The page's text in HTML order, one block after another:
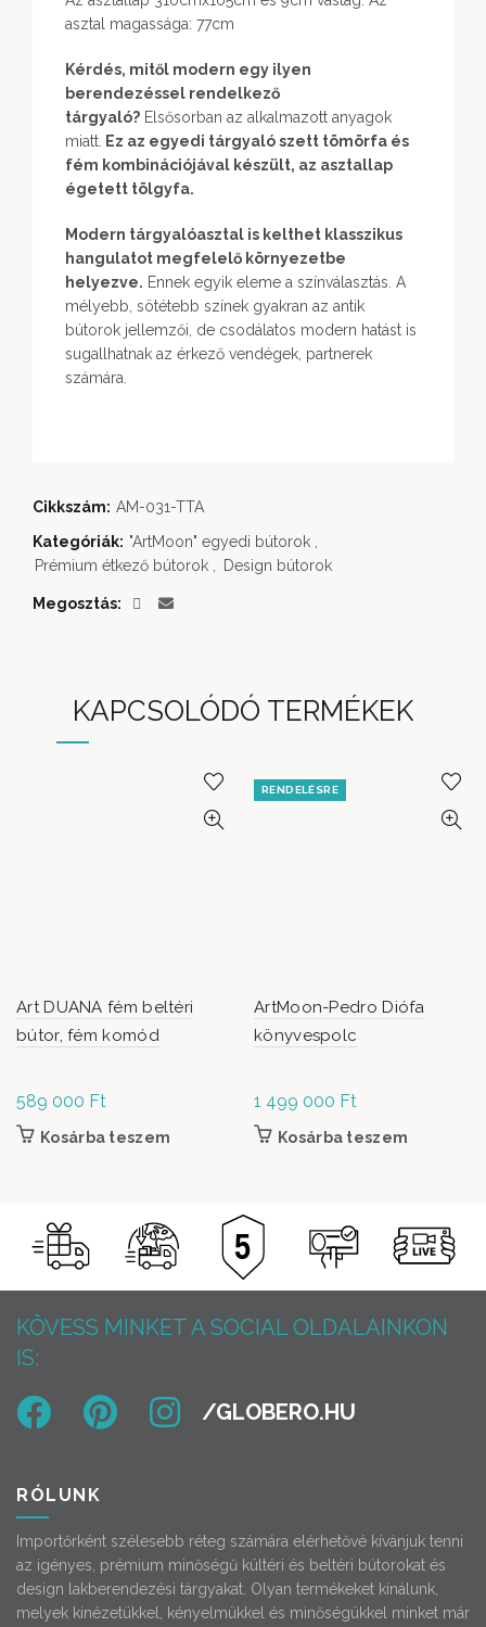
asztal magassága: 77cm
Kérdés, mitől modern egy ilyen
berendezéssel rendelkező
tárgyaló? Elsősorban az alkalmazott anyagok
miatt. Ez az egyedi tárgyaló szett tömörfa és
fém kombinációjával készült, az asztallap
égetett tölgyfa.
Modern tárgyalóasztal is kelthet klasszikus
hangulatot megfelelő környezetbe
helyezve. Ennek egyik eleme a színválasztás. A
mélyebb, sötétebb színek gyakran az antik
bútorok jellemzői, de csodálatos modern hatást is
sugallhatnak az érkező vendégek, partnerek
számára.
Cikkszám: AM-031-TTA
Kategóriák: "ArtMoon" egyedi bútorok
Prémium étkező bútorok
Design bútorok
Megosztás
KAPCSOLÓDÓ TERMÉKEK
Art DUANA fém beltéri
bútor, fém komód
589 000 Ft
Kosárba teszem
RENDELÉSRE
ArtMoon-Pedro Diófa
könyvespolc
1 499 000 Ft
Kosárba teszem
KÖVESS MINKET A SOCIAL OLDALAINKON
IS:
RÓLUNK
Importőrként szélesebb réteg számára elérhetővé kívánjuk tenni
az igényes, prémium minőségű kültéri és beltéri bútorokat és
design lakberendezési tárgyakat. Olyan termékeket kínálunk,
melyek kinézetükkel, kényelmükkel és minőségükkel minket már